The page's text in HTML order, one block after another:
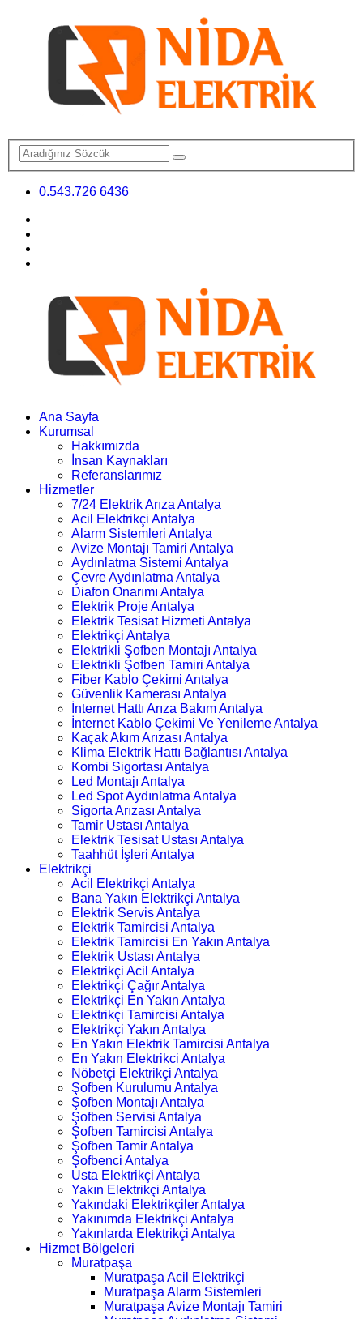
0.543.726 6436
Ana Sayfa
Kurumsal
Hakkımızda
İnsan Kaynakları
Referanslarımız
Hizmetler
7/24 Elektrik Arıza Antalya
Acil Elektrikçi Antalya
Alarm Sistemleri Antalya
Avize Montajı Tamiri Antalya
Aydınlatma Sistemi Antalya
Çevre Aydınlatma Antalya
Diafon Onarımı Antalya
Elektrik Proje Antalya
Elektrik Tesisat Hizmeti Antalya
Elektrikçi Antalya
Elektrikli Şofben Montajı Antalya
Elektrikli Şofben Tamiri Antalya
Fiber Kablo Çekimi Antalya
Güvenlik Kamerası Antalya
İnternet Hattı Arıza Bakım Antalya
İnternet Kablo Çekimi Ve Yenileme Antalya
Kaçak Akım Arızası Antalya
Klima Elektrik Hattı Bağlantısı Antalya
Kombi Sigortası Antalya
Led Montajı Antalya
Led Spot Aydınlatma Antalya
Sigorta Arızası Antalya
Tamir Ustası Antalya
Elektrik Tesisat Ustası Antalya
Taahhüt İşleri Antalya
Elektrikçi
Acil Elektrikçi Antalya
Bana Yakın Elektrikçi Antalya
Elektrik Servis Antalya
Elektrik Tamircisi Antalya
Elektrik Tamircisi En Yakın Antalya
Elektrik Ustası Antalya
Elektrikçi Acil Antalya
Elektrikçi Çağır Antalya
Elektrikçi En Yakın Antalya
Elektrikçi Tamircisi Antalya
Elektrikçi Yakın Antalya
En Yakın Elektrik Tamircisi Antalya
En Yakın Elektrikci Antalya
Nöbetçi Elektrikçi Antalya
Şofben Kurulumu Antalya
Şofben Montajı Antalya
Şofben Servisi Antalya
Şofben Tamircisi Antalya
Şofben Tamir Antalya
Şofbenci Antalya
Usta Elektrikçi Antalya
Yakın Elektrikçi Antalya
Yakındaki Elektrikçiler Antalya
Yakınımda Elektrikçi Antalya
Yakınlarda Elektrikçi Antalya
Hizmet Bölgeleri
Muratpaşa
Muratpaşa Acil Elektrikçi
Muratpaşa Alarm Sistemleri
Muratpaşa Avize Montajı Tamiri